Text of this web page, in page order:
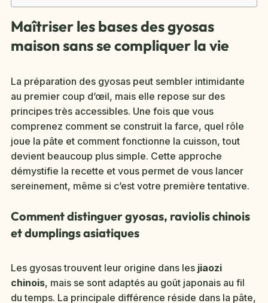
Maîtriser les bases des gyosas
maison sans se compliquer la vie
La préparation des gyosas peut sembler intimidante
au premier coup d’œil, mais elle repose sur des
principes très accessibles. Une fois que vous
comprenez comment se construit la farce, quel rôle
joue la pâte et comment fonctionne la cuisson, tout
devient beaucoup plus simple. Cette approche
démystifie la recette et vous permet de vous lancer
sereinement, même si c’est votre première tentative.
Comment distinguer gyosas, raviolis chinois
et dumplings asiatiques
Les gyosas trouvent leur origine dans les jiaozi
chinois, mais se sont adaptés au goût japonais au fil
du temps. La principale différence réside dans la pâte,